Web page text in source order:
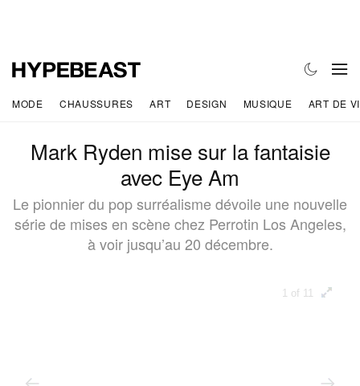
MODE CHAUSSURES ART DESIGN MUSIQUE ART DE
Mark Ryden mise sur la fantaisie
avec Eye Am
Le pionnier du pop surréalisme dévoile une nouvelle
série de mises en scène chez Perrotin Los Angeles,
à voir jusqu’au 20 décembre.
1 of 11